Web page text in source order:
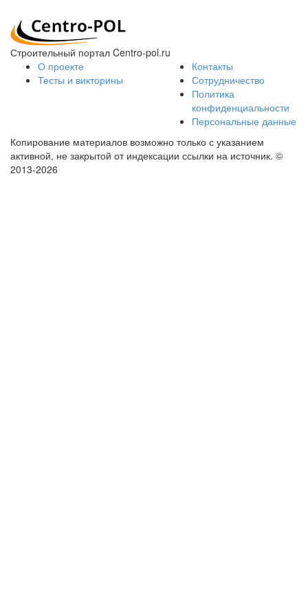
Строительный портал Centro-pol.ru
О проекте
Тесты и викторины
Контакты
Сотрудничество
Политика
конфиденциальности
Персональные данные
Копирование материалов возможно только с указанием
активной, не закрытой от индексации ссылки на источник. ©
2013-2026